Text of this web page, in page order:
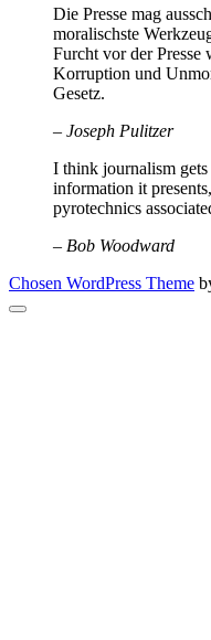
Die Presse mag
moralischste
Furcht vor der Presse
Korruption und
Gesetz.
– Joseph Pulitzer
I think journalism
information it
pyrotechnics
– Bob Woodward
Chosen WordPress Theme
Nach